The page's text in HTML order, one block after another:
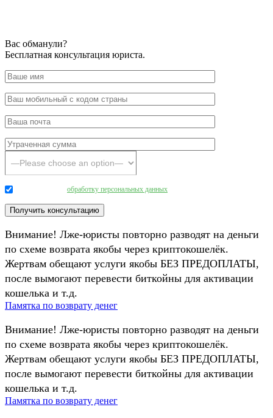
Вас обманули?
Бесплатная консультация юриста.
обработку персональных данных
Внимание! Лже-юристы повторно разводят на деньги
по схеме возврата якобы через криптокошелёк.
Жертвам обещают услуги якобы БЕЗ ПРЕДОПЛАТЫ,
после вымогают перевести биткойны для активации
кошелька и т.д.
Памятка по возврату денег
Внимание! Лже-юристы повторно разводят на деньги
по схеме возврата якобы через криптокошелёк.
Жертвам обещают услуги якобы БЕЗ ПРЕДОПЛАТЫ,
после вымогают перевести биткойны для активации
кошелька и т.д.
Памятка по возврату денег